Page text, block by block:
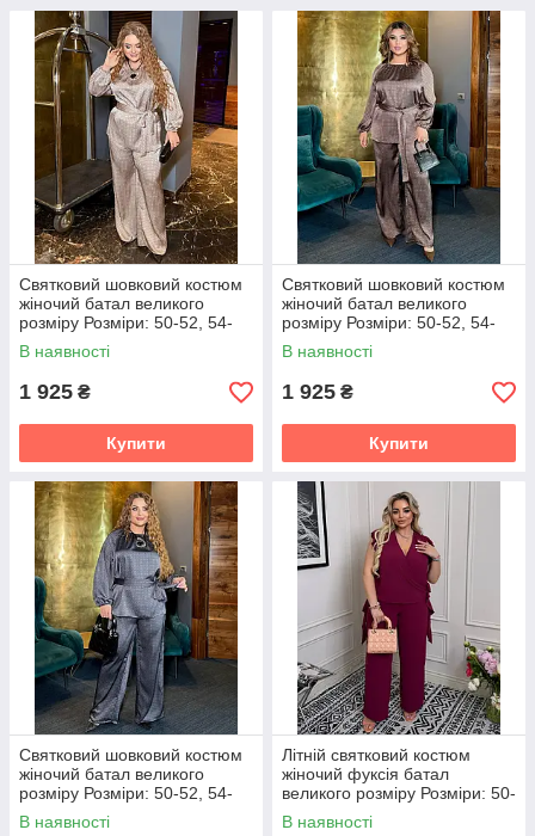
Святковий шовковий костюм
жіночий батал великого
розміру Розміри: 50-52, 54-
56, 58-60
В наявності
1 925 ₴
Купити
Святковий шовковий костюм
жіночий батал великого
розміру Розміри: 50-52, 54-
56, 58-60
В наявності
1 925 ₴
Купити
Святковий шовковий костюм
жіночий батал великого
розміру Розміри: 50-52, 54-
56, 58-60
В наявності
Літній святковий костюм
жіночий фуксія батал
великого розміру Розміри: 50-
52, 54-56, 58-60, 62-64
В наявності